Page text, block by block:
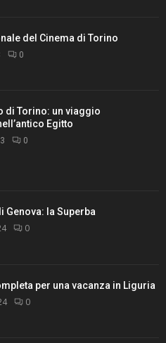
del Cinema di Torino
0
di Torino: un viaggio
Egitto
0
Genova: la Superba
0
per una vacanza in Liguria
0